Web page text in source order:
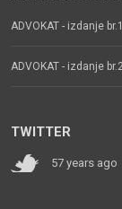
ADVOKAT - izdanje br.1
ADVOKAT - izdanje
TWITTER
57 years ago